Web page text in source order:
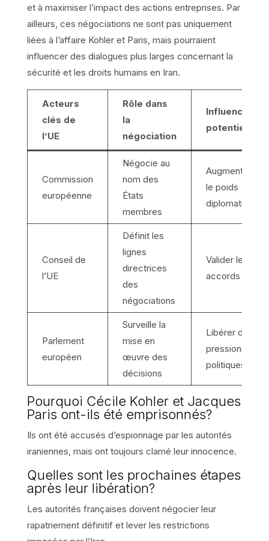
et à maximiser l’impact des actions entreprises. Par
ailleurs, ces négociations ne sont pas uniquement
liées à l’affaire Kohler et Paris, mais pourraient
influencer des dialogues plus larges concernant la
sécurité et les droits humains en Iran.
Acteurs
clés de
l’UE
Rôle dans
la
négociation
Influence
potentielle
Commission
européenne
Négocie au
nom des
États
membres
Augmenter
le poids
diplomatique
Conseil de
l’UE
Définit les
lignes
directrices
des
négociations
Valider les
accords
Parlement
européen
Surveille la
mise en
œuvre des
décisions
Libérer des
pressions
politiques
Pourquoi Cécile Kohler et Jacques
Paris ont-ils été emprisonnés?
Ils ont été accusés d’espionnage par les autorités
iraniennes, mais ont toujours clamé leur innocence.
Quelles sont les prochaines étapes
après leur libération?
Les autorités françaises doivent négocier leur
rapatriement définitif et lever les restrictions